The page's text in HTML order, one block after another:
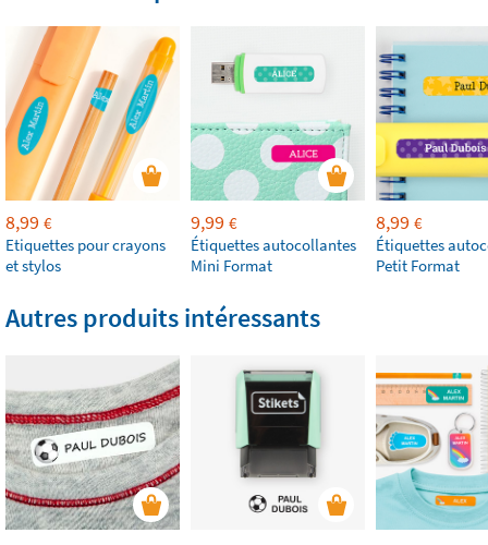
8,99 €
Etiquettes pour crayons
et stylos
9,99 €
Étiquettes autocollantes
Mini Format
8,99 €
Étiquettes
Petit Format
Autres produits intéressants